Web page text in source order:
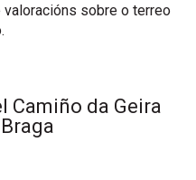
sobre o terreo
Camiño da Geira